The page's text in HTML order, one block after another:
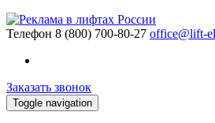
Телефон 8 (800) 700-80-27 office@lift-
Заказать звонок
Toggle navigation